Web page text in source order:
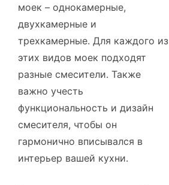
моек – однокамерные,
двухкамерные и
трехкамерные. Для каждого из
этих видов моек подходят
разные смесители. Также
важно учесть
функциональность и дизайн
смесителя, чтобы он
гармонично вписывался в
интерьер вашей кухни.